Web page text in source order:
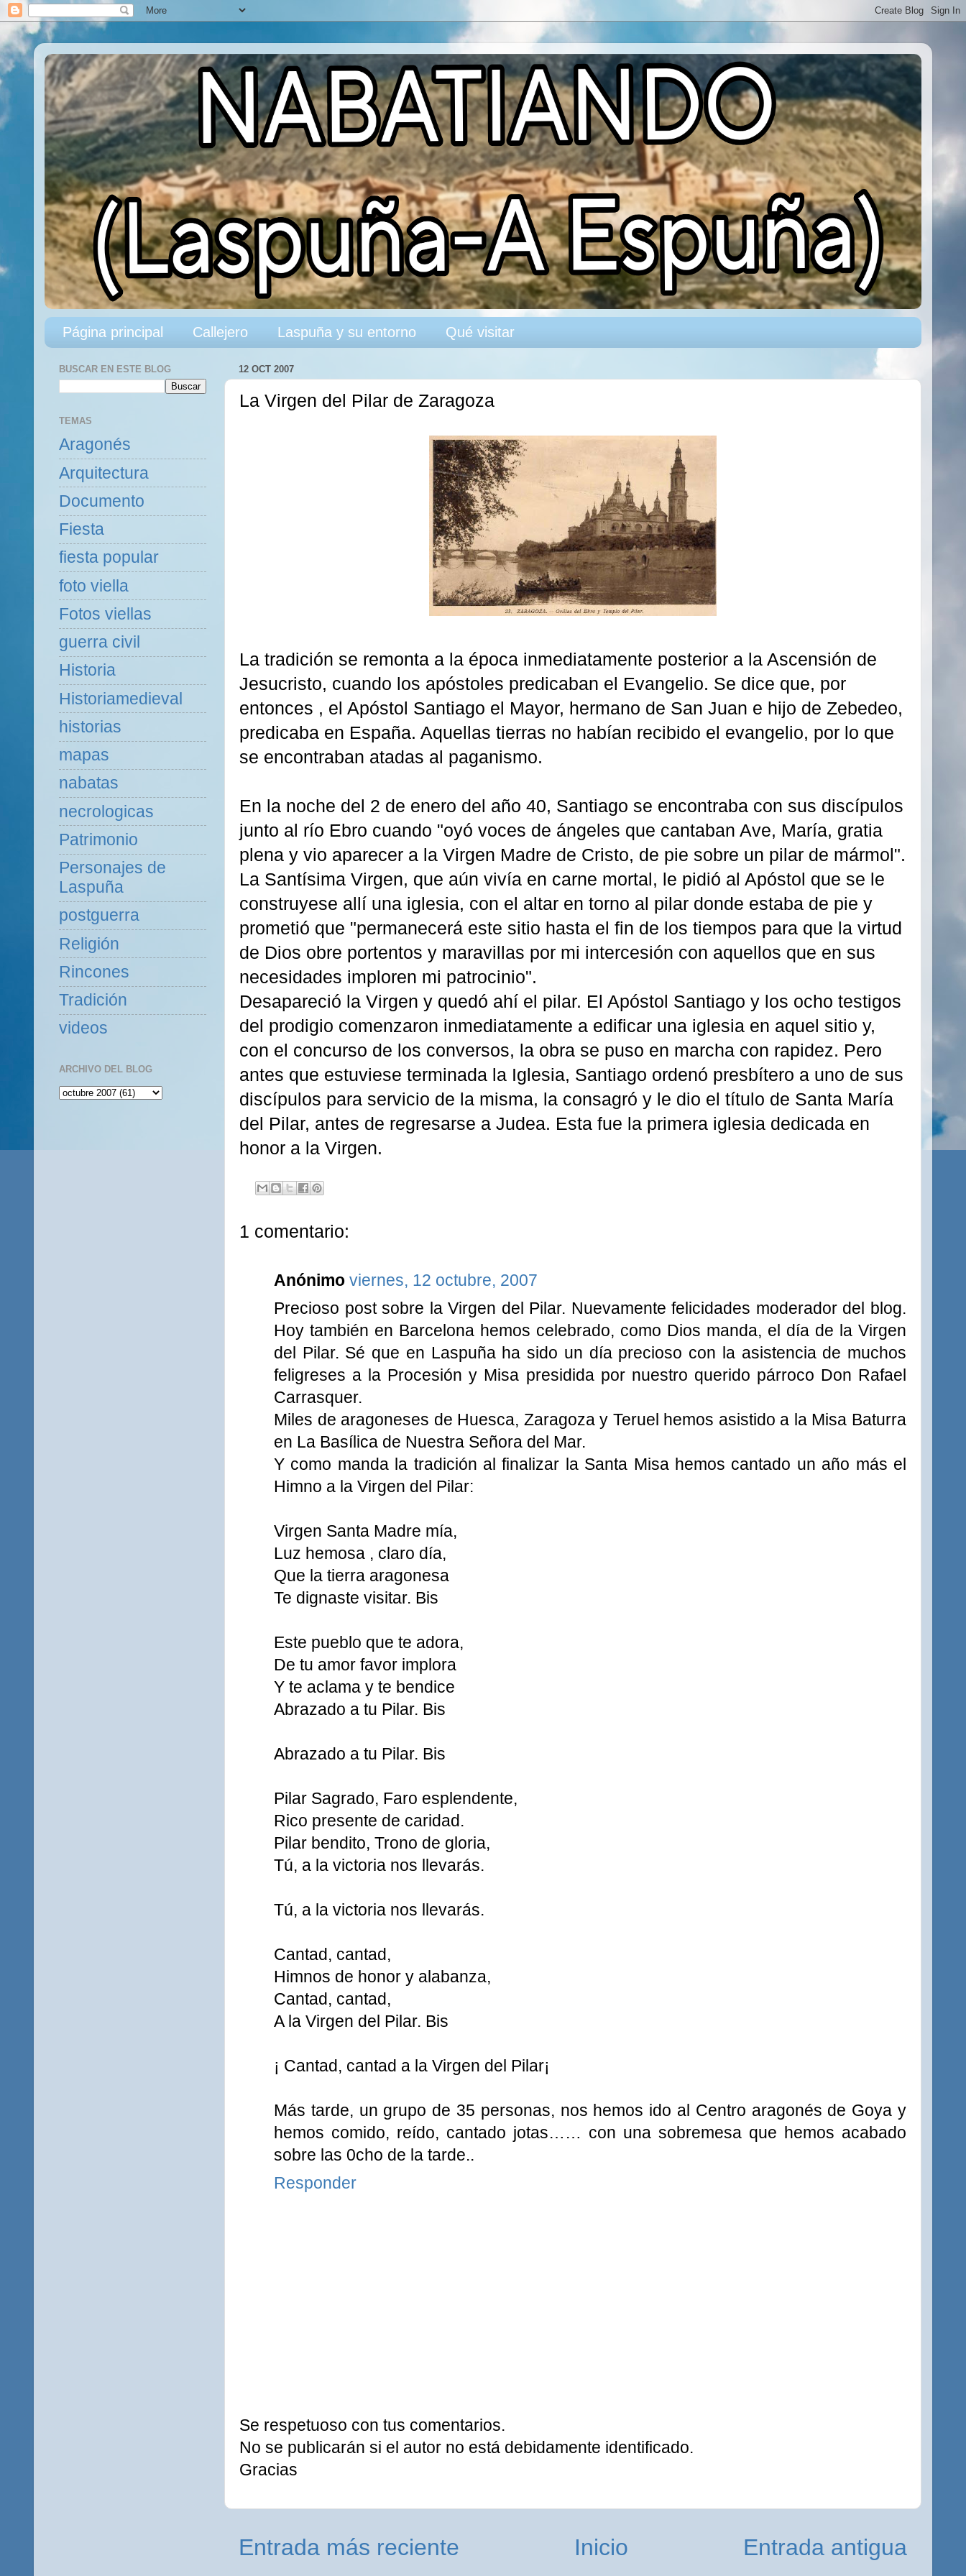
Página principal Callejero Laspuña y su entorno Qué visitar
12 OCT 2007
La Virgen del Pilar de Zaragoza
La tradición se remonta a la época inmediatamente posterior a la Ascensión de
Jesucristo, cuando los apóstoles predicaban el Evangelio. Se dice que, por
entonces , el Apóstol Santiago el Mayor, hermano de San Juan e hijo de Zebedeo,
predicaba en España. Aquellas tierras no habían recibido el evangelio, por lo que
se encontraban atadas al paganismo.
En la noche del 2 de enero del año 40, Santiago se encontraba con sus discípulos
junto al río Ebro cuando "oyó voces de ángeles que cantaban Ave, María, gratia
plena y vio aparecer a la Virgen Madre de Cristo, de pie sobre un pilar de mármol".
La Santísima Virgen, que aún vivía en carne mortal, le pidió al Apóstol que se le
construyese allí una iglesia, con el altar en torno al pilar donde estaba de pie y
prometió que "permanecerá este sitio hasta el fin de los tiempos para que la virtud
de Dios obre portentos y maravillas por mi intercesión con aquellos que en sus
necesidades imploren mi patrocinio".
Desapareció la Virgen y quedó ahí el pilar. El Apóstol Santiago y los ocho testigos
del prodigio comenzaron inmediatamente a edificar una iglesia en aquel sitio y,
con el concurso de los conversos, la obra se puso en marcha con rapidez. Pero
antes que estuviese terminada la Iglesia, Santiago ordenó presbítero a uno de sus
discípulos para servicio de la misma, la consagró y le dio el título de Santa María
del Pilar, antes de regresarse a Judea. Esta fue la primera iglesia dedicada en
honor a la Virgen.
1 comentario:
Anónimo viernes, 12 octubre, 2007
Precioso post sobre la Virgen del Pilar. Nuevamente felicidades moderador del blog.
Hoy también en Barcelona hemos celebrado, como Dios manda, el día de la Virgen
del Pilar. Sé que en Laspuña ha sido un día precioso con la asistencia de muchos
feligreses a la Procesión y Misa presidida por nuestro querido párroco Don Rafael
Carrasquer.
Miles de aragoneses de Huesca, Zaragoza y Teruel hemos asistido a la Misa Baturra
en La Basílica de Nuestra Señora del Mar.
Y como manda la tradición al finalizar la Santa Misa hemos cantado un año más el
Himno a la Virgen del Pilar:
Virgen Santa Madre mía,
Luz hemosa , claro día,
Que la tierra aragonesa
Te dignaste visitar. Bis
Este pueblo que te adora,
De tu amor favor implora
Y te aclama y te bendice
Abrazado a tu Pilar. Bis
Abrazado a tu Pilar. Bis
Pilar Sagrado, Faro esplendente,
Rico presente de caridad.
Pilar bendito, Trono de gloria,
Tú, a la victoria nos llevarás.
Tú, a la victoria nos llevarás.
Cantad, cantad,
Himnos de honor y alabanza,
Cantad, cantad,
A la Virgen del Pilar. Bis
¡ Cantad, cantad a la Virgen del Pilar¡
Más tarde, un grupo de 35 personas, nos hemos ido al Centro aragonés de Goya y
hemos comido, reído, cantado jotas…… con una sobremesa que hemos acabado
sobre las 0cho de la tarde..
Responder
Se respetuoso con tus comentarios.
No se publicarán si el autor no está debidamente identificado.
Gracias
Entrada más reciente Entrada antigua
Inicio
BUSCAR EN ESTE BLOG
TEMAS
Aragonés
Arquitectura
Documento
Fiesta
fiesta popular
foto viella
Fotos viellas
guerra civil
Historia
Historiamedieval
historias
mapas
nabatas
necrologicas
Patrimonio
Personajes de
Laspuña
postguerra
Religión
Rincones
Tradición
videos
ARCHIVO DEL BLOG